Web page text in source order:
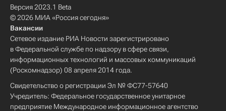
Версия 2023.1 Beta
© 2026 МИА «Россия сегодня»
Вакансии
Сетевое издание РИА Новости зарегистрировано
в Федеральной службе по надзору в сфере связи,
информационных технологий и массовых коммуникаций
(Роскомнадзор) 08 апреля 2014 года.
Свидетельство о регистрации Эл № ФС77-57640
Учредитель: Федеральное государственное унитарное
предприятие Международное информационное агентство